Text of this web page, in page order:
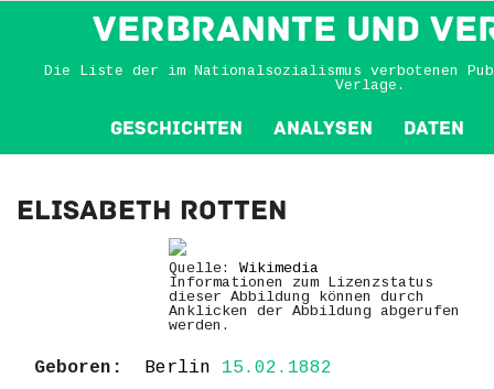
VERBRANNTE und
Die Liste der im Nationalsozialismus verbotenen
Verlage.
Geschichten Analysen Daten
Elisabeth Rotten
Quelle: Wikimedia
Informationen zum Lizenzstatus
dieser Abbildung können durch
Anklicken der Abbildung abgerufen
werden.
Geboren: Berlin 15.02.1882